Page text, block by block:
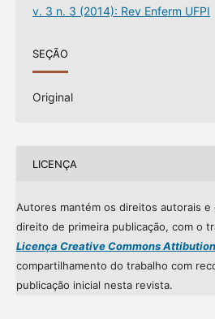
v. 3 n. 3 (2014): Rev Enferm UFPI
SEÇÃO
Original
LICENÇA
Autores mantém os direitos autorais e
direito de primeira publicação, com o
Licença Creative Commons
compartilhamento do trabalho com
publicação inicial nesta revista.